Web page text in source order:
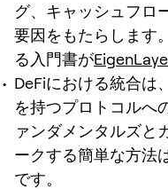
グ、キャッシュフロ
要因をもたらします
る入門書が
DeFiにおける統合は
を持つプロトコルへ
ァンダメンタルズと
ークする簡単な方法
です。